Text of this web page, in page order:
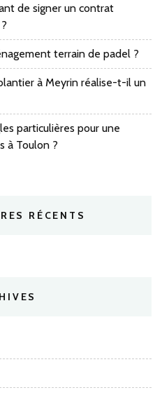
de signer un contrat
terrain de padel ?
à Meyrin réalise-t-il un
particulières pour une
à Toulon ?
RÉCENTS